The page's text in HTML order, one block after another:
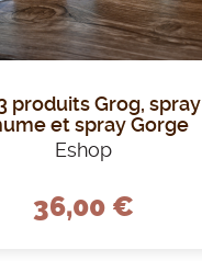
produits Grog, spray
et spray Gorge
Eshop
36,00 €